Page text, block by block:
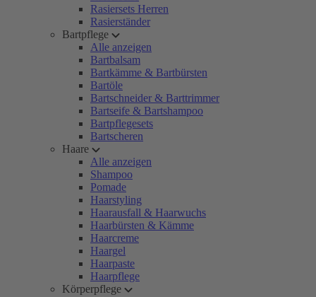
Rasiersets Herren
Rasierständer
Bartpflege
Alle anzeigen
Bartbalsam
Bartkämme & Bartbürsten
Bartöle
Bartschneider & Barttrimmer
Bartseife & Bartshampoo
Bartpflegesets
Bartscheren
Haare
Alle anzeigen
Shampoo
Pomade
Haarstyling
Haarausfall & Haarwuchs
Haarbürsten & Kämme
Haarcreme
Haargel
Haarpaste
Haarpflege
Körperpflege